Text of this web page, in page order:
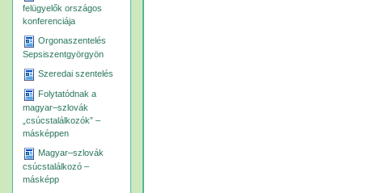
felügyelők országos
konferenciája
Orgonaszentelés
Sepsiszentgyörgyön
Szeredai szentelés
Folytatódnak a
magyar–szlovák
„csúcstalálkozók” –
másképpen
Magyar–szlovák
csúcstalálkozó –
másképp